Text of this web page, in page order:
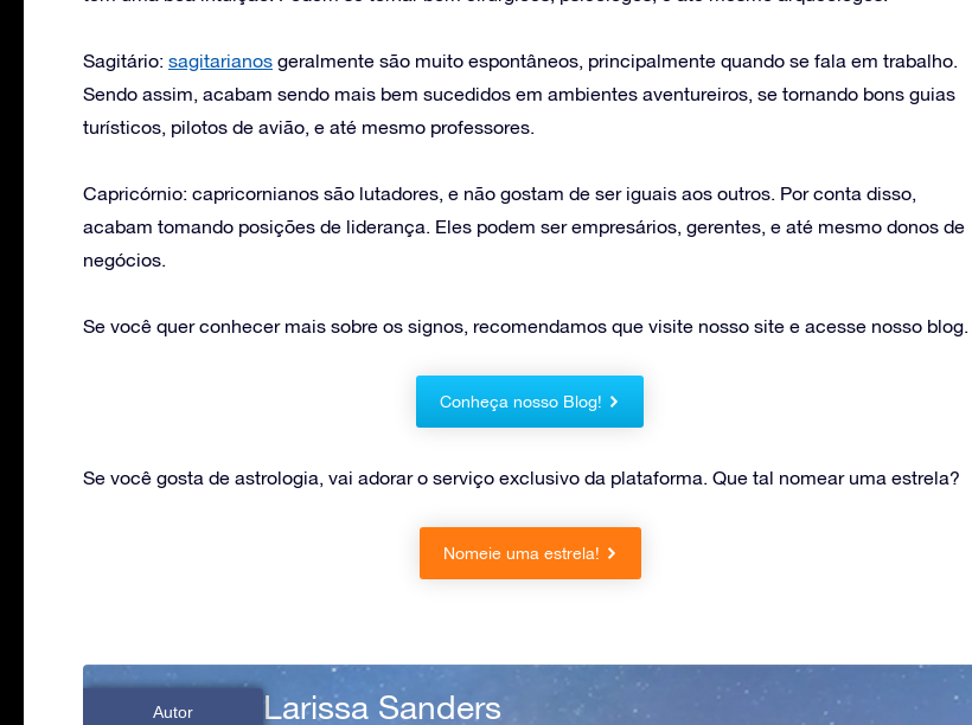
Sagitário: sagitarianos geralmente são muito espontâneos, principalmente quando se fala em trabalho.
Sendo assim, acabam sendo mais bem sucedidos em ambientes aventureiros, se tornando bons guias
turísticos, pilotos de avião, e até mesmo professores.
Capricórnio: capricornianos são lutadores, e não gostam de ser iguais aos outros. Por conta disso,
acabam tomando posições de liderança. Eles podem ser empresários, gerentes, e até mesmo donos de
negócios.
Se você quer conhecer mais sobre os signos, recomendamos que visite nosso site e acesse nosso blog.
Conheça nosso Blog!
Se você gosta de astrologia, vai adorar o serviço exclusivo da plataforma. Que tal nomear uma estrela?
Nomeie uma estrela!
Autor Larissa Sanders